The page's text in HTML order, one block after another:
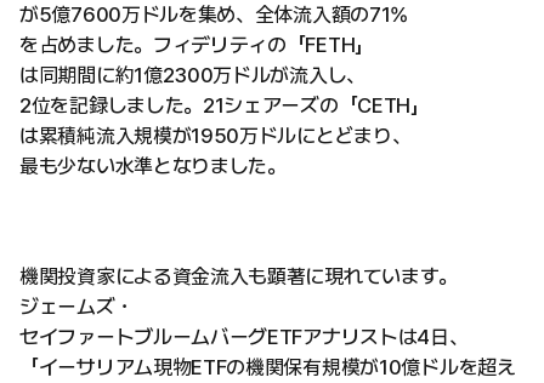
が5億7600万ドルを集め、全体流入額の71%
を占めました。フィデリティの「FETH」
は同期間に約1億2300万ドルが流入し、
2位を記録しました。21シェアーズの「CETH」
は累積純流入規模が1950万ドルにとどまり、
最も少ない水準となりました。
機関投資家による資金流入も顕著に現れています。
ジェームズ・
セイファートブルームバーグETFアナリストは4日、
「イーサリアム現物ETFの機関保有規模が10億ドルを超え